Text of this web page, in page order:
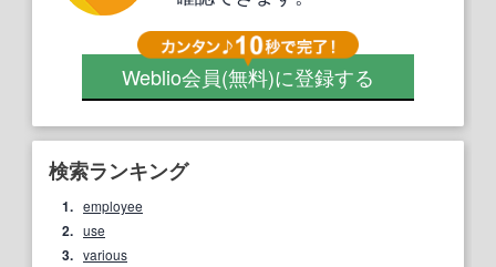
Weblio会員(無料)に登録する
検索ランキング
1. employee
2. use
3. various